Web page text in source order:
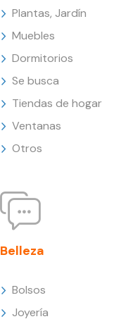
Plantas, Jardín
Muebles
Dormitorios
Se busca
Tiendas de hogar
Ventanas
Otros
Belleza
Bolsos
Joyería